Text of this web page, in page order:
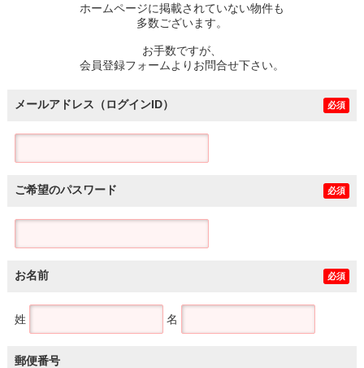
ホームページに掲載されていない物件も
多数ございます。
お手数ですが、
会員登録フォームよりお問合せ下さい。
メールアドレス（ログインID） 必須
ご希望のパスワード 必須
お名前 必須
姓 名
郵便番号